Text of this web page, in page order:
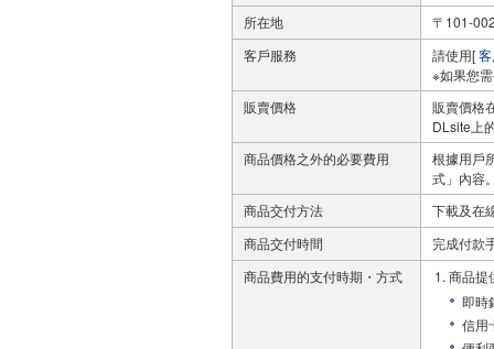
所在地
〒101-
客戶服務
請使用[
※如果您
販賣價格
販賣價格
DLsite上
商品價格之外的必要費用
根據用戶
式」內容
商品交付方法
下載及在
商品交付時間
完成付款
商品費用的支付時期・方式
商品提
即時
信用